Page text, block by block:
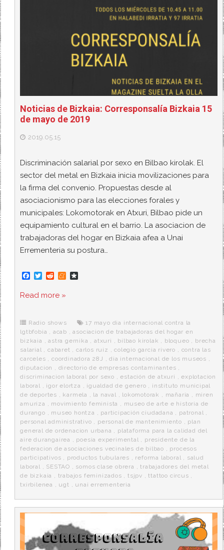
Noticias de Bizkaia: Corresponsalía Bizkaia 15
de mayo de 2019
2019.05.15
Discriminación salarial por sexo en Bilbao kirolak. El
sector del metal en Bizkaia inicia movilizaciones para
la firma del convenio. Propuestas desde al
asociacionismo para las elecciones forales y
municipales: Lokomotorak en Atxuri, Bilbao pide un
equipamiento cultural en el barrio. La asociacion de
trabajadoras del hogar en Bizkaia afea a Unai
Errementeria su postura…
F
c
e
o
k
T
i
t
r
R
d
d
M
e
r
a
Read more »
Radio shows
17 mayo dia internacional contra la
lgtbfobia
acab ,asociacion de trabajadoras del hogar en
bizkaia
,astra gernika ,atxuri bilbao kirolak bloqueo
brecha
salarial
,cabaret ,carlos ruiz ,colegio garcia rivero
contra las
carceles ,coordinadora 28J ,dia internacional de los museos
diputacion
directorio de empresas contaminantes
discriminacion laboral por sexo ,estación de atxuri ,explotacion
laboral
igor elortza igualdad de genero
instituto municipal
de deportes
karmela la naval lokomotorak mañaria
miren
amuriza
movimiento feminista
museo de arte e historia de
durango
museo hontza participación ciudadana patronal
personal administrativo
personal de mantenimiento
plan
general de ordenacion urbana
plataforma para la calidad del
aire durangairea
poesia experimental
presidente de la
federacion de asociaciones vecinales de bilbao
procesos
participativos
productos tubulares reforma laboral
salud
laboral
SESTAO somos clase obrera ,trabajadores del metal
de bizkaia
trabajos feminizados ,tsjpv ,ttattoo circus
txirbilenea
ugt unai errementeria